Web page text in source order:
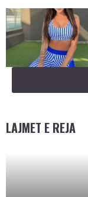
LAJMET E REJA